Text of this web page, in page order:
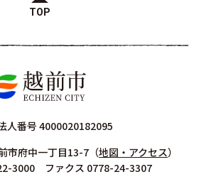
TOP
人番号 4000020182095
市府中一丁目13-7 （地図・アクセス）
3000 ファクス 0778-24-3307